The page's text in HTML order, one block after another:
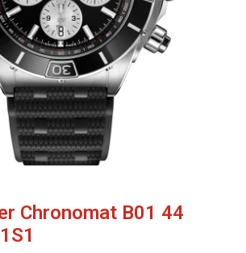
Chronomat B01 44